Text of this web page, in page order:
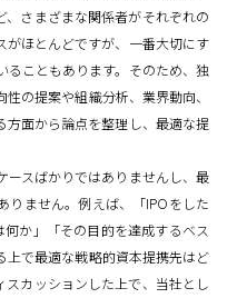
さまざまな関係者がそれぞれの
がほとんどですが、一番大切にす
ることもあります。そのため、独
の提案や組織分析、業界動向、
方面から論点を整理し、最適な提
ースばかりではありませんし、最
りません。例えば、「IPOをした
か」「その目的を達成するベス
上で最適な戦略的資本提携先はど
スカッションした上で、当社とし